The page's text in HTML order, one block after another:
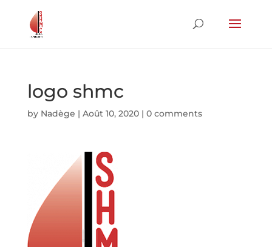
logo shmc
by Nadège | Août 10, 2020| 0 comments